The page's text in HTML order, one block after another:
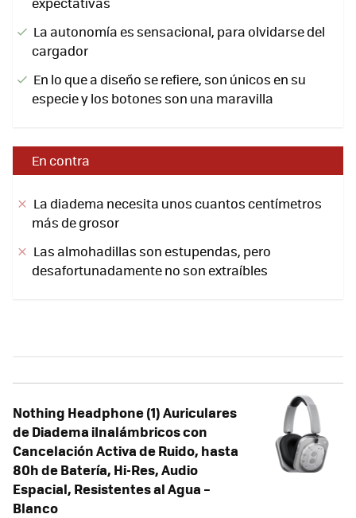
La autonomía es sensacional, para olvidarse del
cargador
En lo que a diseño se refiere, son únicos en su
especie y los botones son una maravilla
En contra
La diadema necesita unos cuantos centímetros
más de grosor
Las almohadillas son estupendas, pero
desafortunadamente no son extraíbles
Nothing Headphone (1) Auriculares
de Diadema iInalámbricos con
Cancelación Activa de Ruido, hasta
80h de Batería, Hi-Res, Audio
Espacial, Resistentes al Agua –
Blanco